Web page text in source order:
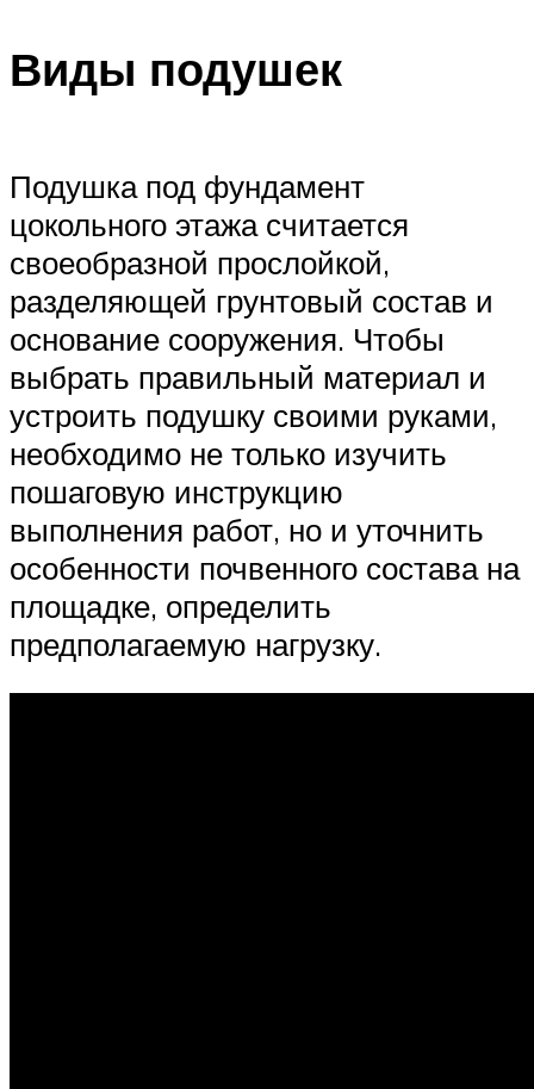
Виды подушек
Подушка под фундамент
цокольного этажа считается
своеобразной прослойкой,
разделяющей грунтовый состав и
основание сооружения. Чтобы
выбрать правильный материал и
устроить подушку своими руками,
необходимо не только изучить
пошаговую инструкцию
выполнения работ, но и уточнить
особенности почвенного состава на
площадке, определить
предполагаемую нагрузку.